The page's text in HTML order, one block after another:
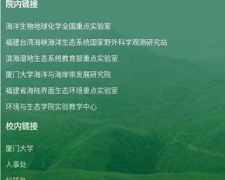
院内链接
海洋生物地球化学全国重点实验室
福建台湾海峡海洋生态系统国家野外科学观测研究站
滨海湿地生态系统教育部重点实验室
厦门大学海洋与海岸带发展研究院
福建省海陆界面生态环境重点实验室
环境与生态学院实验教学中心
校内链接
厦门大学
人事处